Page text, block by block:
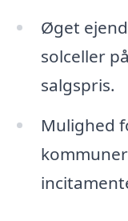
Øget
solceller
salgspris.
Mulighed